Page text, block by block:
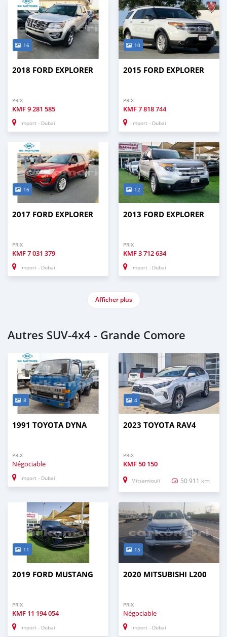
16
2018 FORD EXPLORER
PRIX
KMF9 281 585
Import - Dubai
10
2015 FORD EXPLORER
PRIX
KMF7 818 744
Import - Dubai
16
2017 FORD EXPLORER
PRIX
KMF7 031 379
Import - Dubai
12
2013 FORD EXPLORER
PRIX
KMF3 712 634
Import - Dubai
Afficher plus
Autres SUV‒4x4 - Grande Comore
8
1991 TOYOTA DYNA
PRIX
Négociable
Import - Dubai
4
2023 TOYOTA RAV4
PRIX
KMF50 150
Mitsamiouli 50 911 km
11
2019 FORD MUSTANG
PRIX
KMF 11 194 054
Import - Dubai
15
2020 MITSUBISHI L200
PRIX
Négociable
Import - Dubai